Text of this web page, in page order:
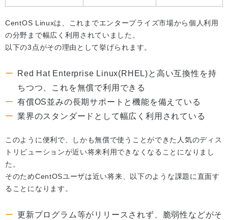
CentOS Linuxは、これまでエンタープライズ市場から個人利用
の分野まで幅広く利用されていました。
以下の3点がその理由として挙げられます。
Red Hat Enterprise Linux(RHEL)と高い互換性を持
ちつつ、これを無償で利用できる
有償OS並みの長期サポートと機能を備えている
業界のスタンダードとして幅広く利用されている
このように便利で、しかも無償で使うことができた人気のディス
トリビューションが近い将来利用できなくなることになりまし
た。
そのためCentOSユーザは近い将来、以下のような課題に直面す
ることになります。
更新プログラム等がリリースされず、脆弱性などがそ